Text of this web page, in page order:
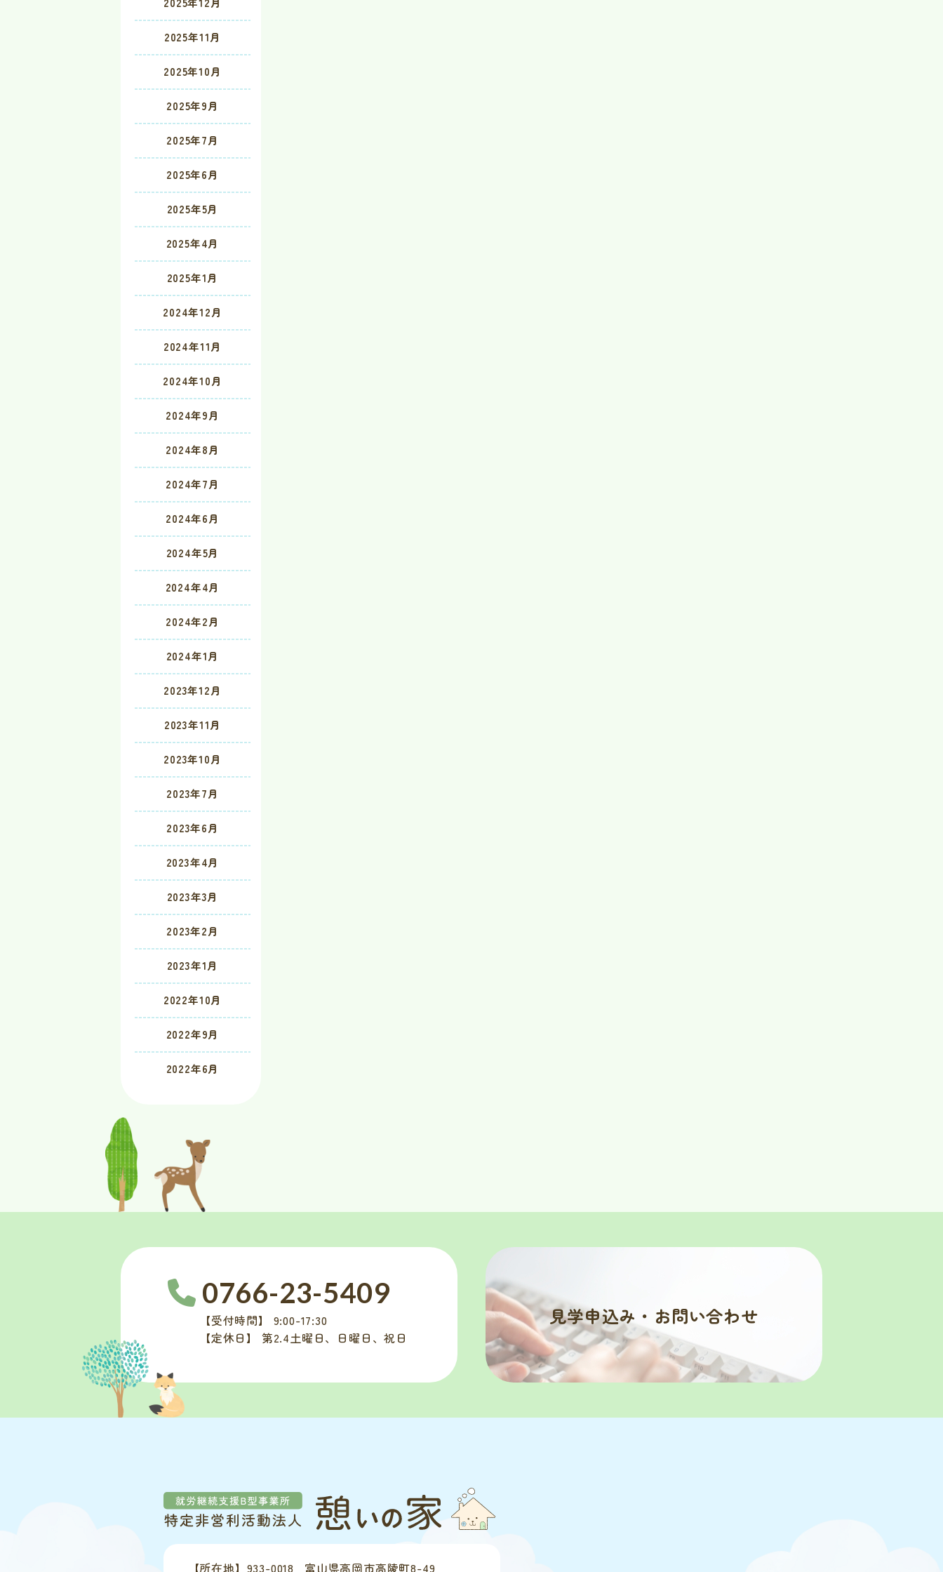
2025年11月
2025年10月
2025年9月
2025年7月
2025年6月
2025年5月
2025年4月
2025年1月
2024年12月
2024年11月
2024年10月
2024年9月
2024年8月
2024年7月
2024年6月
2024年5月
2024年4月
2024年2月
2024年1月
2023年12月
2023年11月
2023年10月
2023年7月
2023年6月
2023年4月
2023年3月
2023年2月
2023年1月
2022年10月
2022年9月
2022年6月
0766-23-5409
【受付時間】 9:00-17:30
【定休日】 第2.4土曜日、日曜日、祝日
見学申込み・お問い合わせ
【所在地】 933-0018 富山県高岡市高陵町8-49